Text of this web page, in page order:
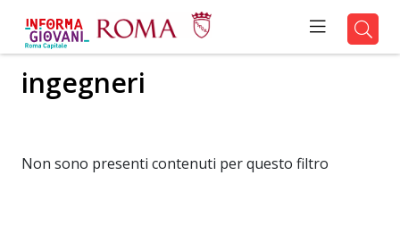
ingegneri
Non sono presenti contenuti per questo filtro